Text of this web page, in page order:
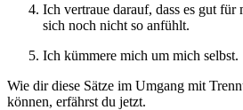
Ich vertraue darauf, dass es gut für
sich noch nicht so anfühlt.
Ich kümmere mich um mich selbst.
Wie dir diese Sätze im Umgang mit
können, erfährst du jetzt.